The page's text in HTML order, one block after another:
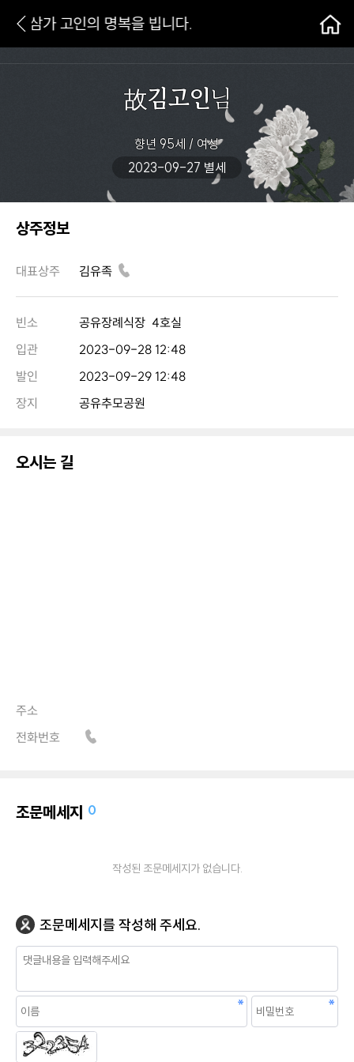
삼가 고인의 명복을 빕니다.
故김고인님
향년 95세 / 여성
2023-09-27 별세
상주정보
대표상주 김유족
빈소 공유장례식장 4호실
입관
2023-09-28 12:48
발인
2023-09-29 12:48
장지
공유추모공원
오시는 길
주소
전화번호
조문메세지 0
작성된 조문메세지가 없습니다.
조문메세지를 작성해 주세요.